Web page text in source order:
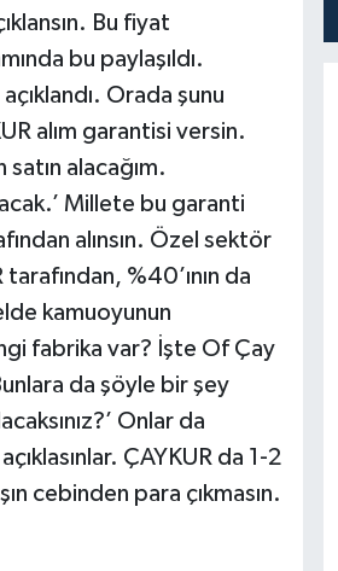
Bu fiyat
bu paylaşıldı.
Orada şunu
alım garantisi versin.
satın alacağım.
Millete bu garanti
alınsın. Özel sektör
%40’ının da
kamuoyunun
fabrika var? İşte Of Çay
da şöyle bir şey
Onlar da
ÇAYKUR da 1-2
cebinden para çıkmasın.